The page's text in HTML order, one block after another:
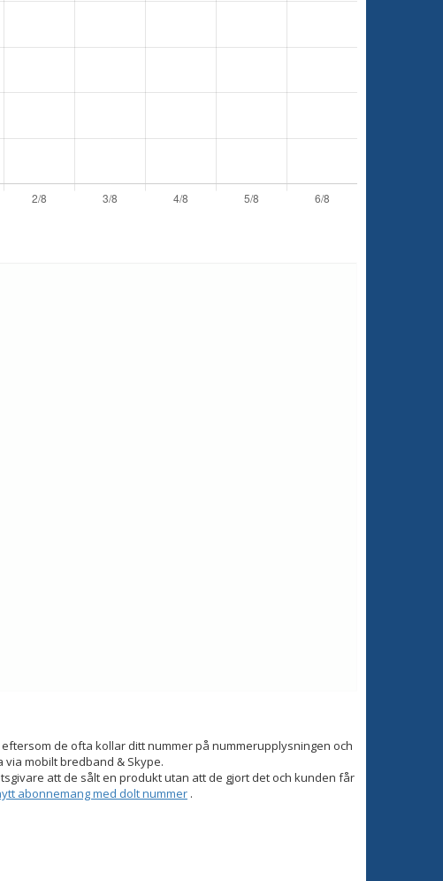
eftersom de ofta kollar ditt nummer på nummerupplysningen och
mobilt bredband & Skype.
att de sålt en produkt utan att de gjort det och kunden får
abonnemang med dolt nummer .